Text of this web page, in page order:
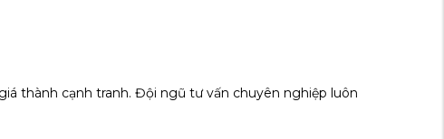
thành cạnh tranh. Đội ngũ tư vấn chuyên nghiệp luôn